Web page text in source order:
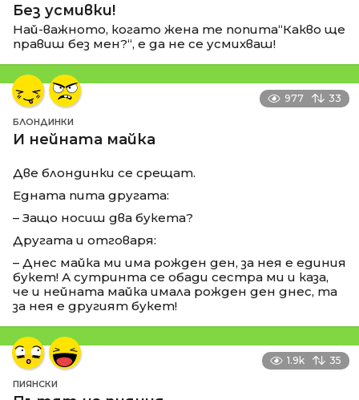
Без усмивки!
Най-важното, когато жена те попита“Какво ще
правиш без мен?“, е да не се усмихваш!
977 33
БЛОНДИНКИ
И нейната майка
Две блондинки се срещат.
Едната пита другата:
– Защо носиш два букета?
Другата и отговаря:
– Днес майка ми има рожден ден, за нея е единия
букет! А сутринта се обади сестра ми и каза,
че и нейната майка имала рожден ден днес, та
за нея е другият букет!
1.9k 35
ПИЯНСКИ